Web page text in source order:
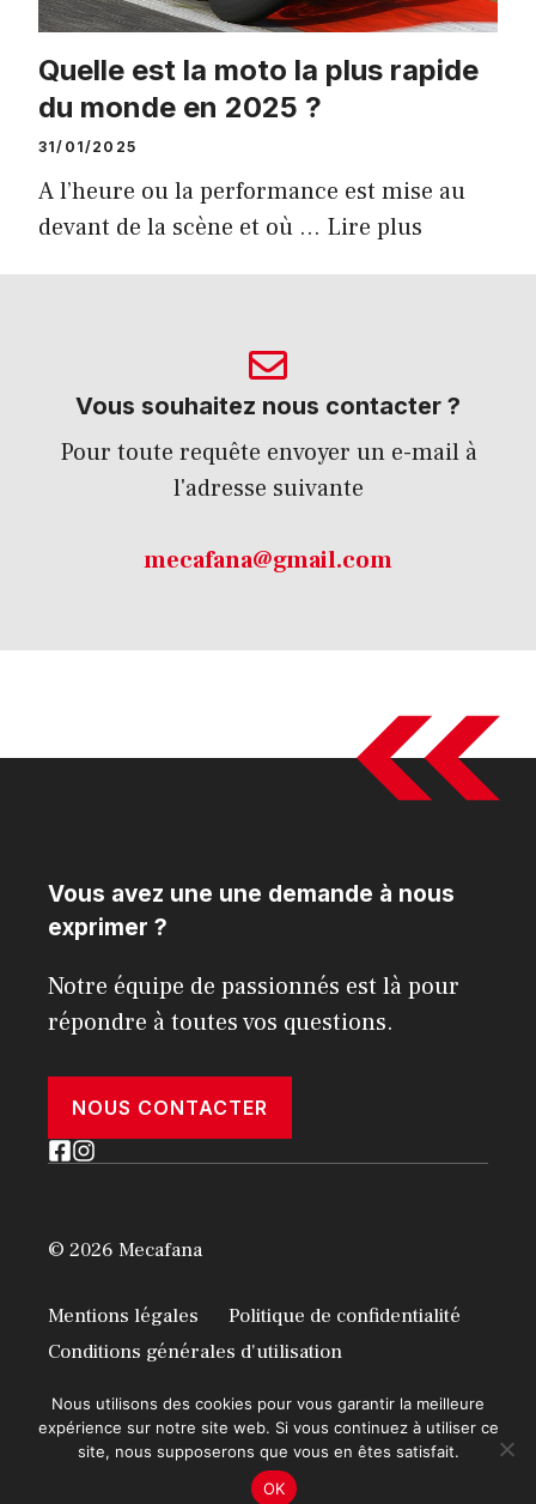
Quelle est la moto la plus rapide
du monde en 2025 ?
31/01/2025
A l’heure ou la performance est mise au
devant de la scène et où … Lire plus
Vous souhaitez nous contacter ?
Pour toute requête envoyer un e-mail à
l'adresse suivante
mecafana@gmail.com
Vous avez une une demande à nous
exprimer ?
Notre équipe de passionnés est là pour
répondre à toutes vos questions.
NOUS CONTACTER
© 2026 Mecafana
Mentions légales
Politique de confidentialité
Conditions générales d'utilisation
Nous utilisons des cookies pour vous garantir la meilleure
expérience sur notre site web. Si vous continuez à utiliser ce
site, nous supposerons que vous en êtes satisfait.
OK